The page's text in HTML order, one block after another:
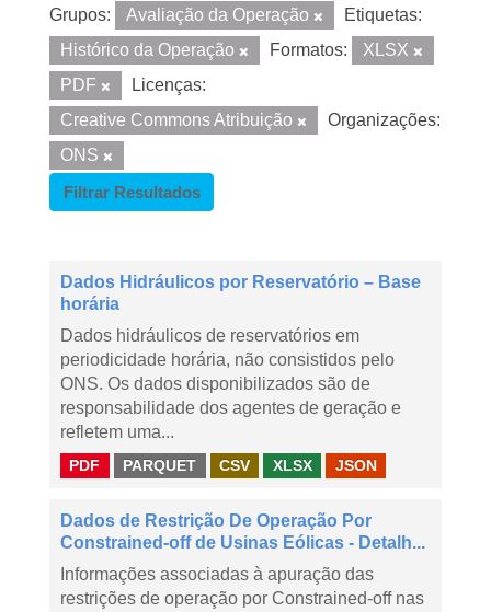
Grupos: Avaliação da Operação
Etiquetas:
Histórico da Operação
Formatos:
XLSX
PDF
Licenças:
Creative Commons Atribuição
Organizações:
ONS
Filtrar Resultados
Dados Hidráulicos por Reservatório – Base
horária
Dados hidráulicos de reservatórios em
periodicidade horária, não consistidos pelo
ONS. Os dados disponibilizados são de
responsabilidade dos agentes de geração e
refletem uma...
PDF PARQUET CSV XLSX JSON
Dados de Restrição De Operação Por
Constrained-off de Usinas Eólicas - Detalh...
Informações associadas à apuração das
restrições de operação por Constrained-off nas